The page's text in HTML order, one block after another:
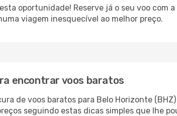
oportunidade! Reserve já o seu voo com a
viagem inesquecível ao melhor preço.
encontrar voos baratos
de voos baratos para Belo Horizonte
seguindo estas dicas simples que lhe